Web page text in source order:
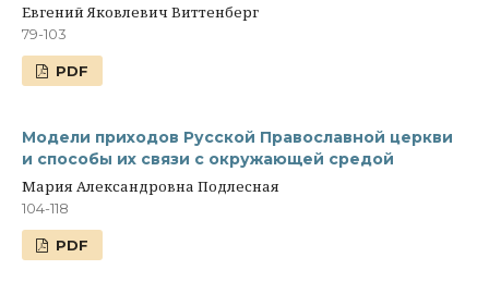
Евгений Яковлевич Виттенберг
79-103
PDF
Модели приходов Русской Православной церкви
и способы их связи с окружающей средой
Мария Александровна Подлесная
104-118
PDF